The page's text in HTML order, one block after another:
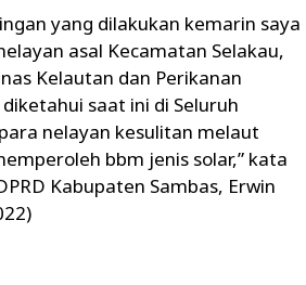
yang dilakukan kemarin saya
asal Kecamatan Selakau,
Kelautan dan Perikanan
saat ini di Seluruh
nelayan kesulitan melaut
bbm jenis solar,” kata
Kabupaten Sambas, Erwin